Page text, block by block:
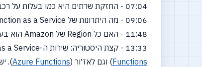
07:04 - החזקת שרתים היא כמו בעלות על רכב, ו-Serverless היא כמו נסיעה לאובר. יש גם ליסינג ורכב שכור באמצע.
09:06 - מה היתרונות של FaaS - Function as a Service? אין Ops, מקצרים מאוד זמן ל-Production, ומחיר. אבל ה-Ops לא באמת נעלם, רק מחליף את ארגז הכלים שלו.
11:48 - האם כל Region של Amazon הוא בעצם Mainframe ענק?
13:33 - קצת היסטוריה: שירות ה-Function as a Service המודרני הראשון הוא
Functions) וגם לאז׳ור (
Azure Functions
).